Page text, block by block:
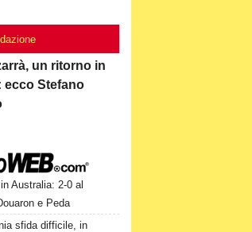
un ritorno in
ecco Stefano
Australia: 2-0 al
e Peda
sfida difficile, in